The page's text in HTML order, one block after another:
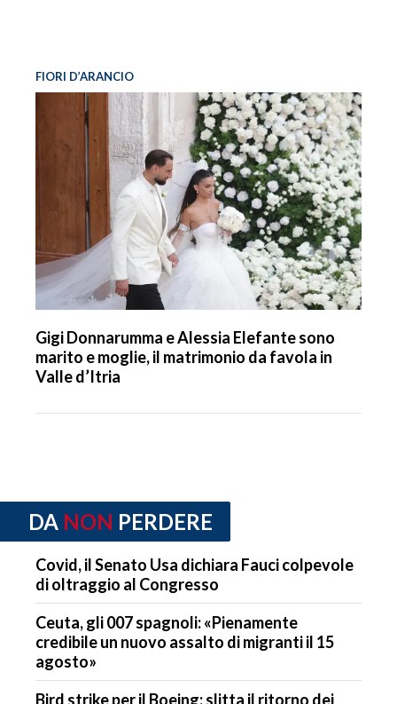
FIORI D’ARANCIO
Gigi Donnarumma e Alessia Elefante sono
marito e moglie, il matrimonio da favola in
Valle d’Itria
DA NON PERDERE
Covid, il Senato Usa dichiara Fauci colpevole
di oltraggio al Congresso
Ceuta, gli 007 spagnoli: «Pienamente
credibile un nuovo assalto di migranti il 15
agosto»
Bird strike per il Boeing: slitta il ritorno dei